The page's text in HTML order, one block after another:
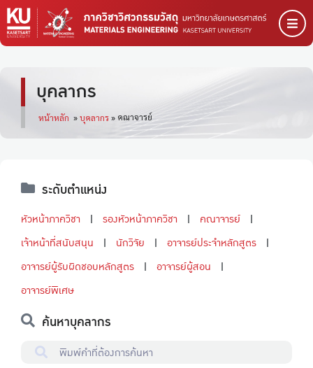
บุคลากร
หน้าหลัก »บุคลากร» คณาจารย์
ระดับตำแหน่ง
หัวหน้าภาควิชา รองหัวหน้าภาควิชา
คณาจารย์
เจ้าหน้าที่สนับสนุน
นักวิจัย
อาจารย์ประจำหลักสูตร
อาจารย์ผู้รับผิดชอบหลักสูตร
อาจารย์ผู้สอน
อาจารย์พิเศษ
ค้นหาบุคลากร